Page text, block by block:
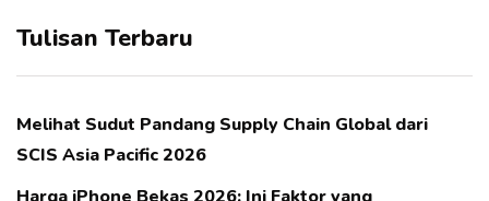
Tulisan Terbaru
Melihat Sudut Pandang Supply Chain Global dari
SCIS Asia Pacific 2026